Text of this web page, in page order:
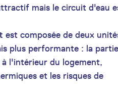
mais le circuit d'eau
est composée de deux
plus performante : la partie
l'intérieur du logement,
et les risques de